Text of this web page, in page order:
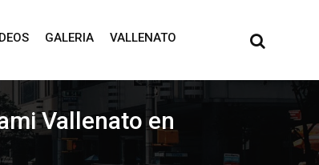
GALERIA VALLENATO
Vallenato en